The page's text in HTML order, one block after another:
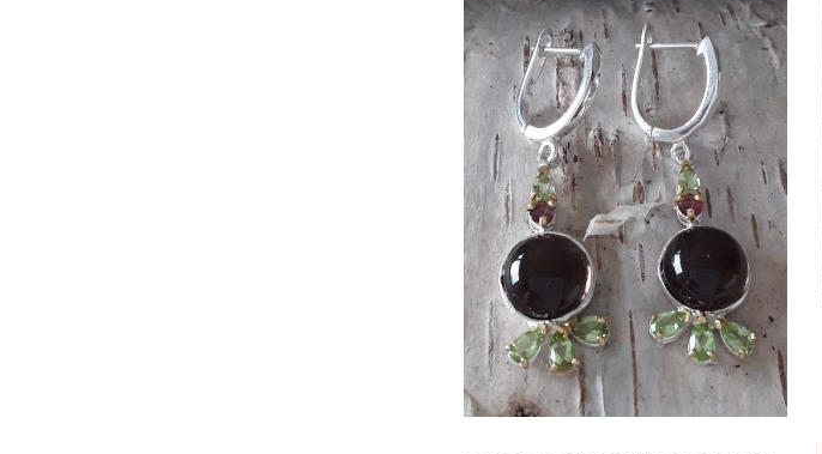
Dans mon panier
APERÇU RAPIDE